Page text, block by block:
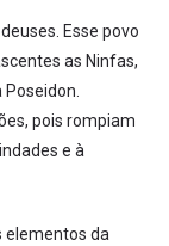
Esse povo
as Ninfas,
pois rompiam
e à
elementos da